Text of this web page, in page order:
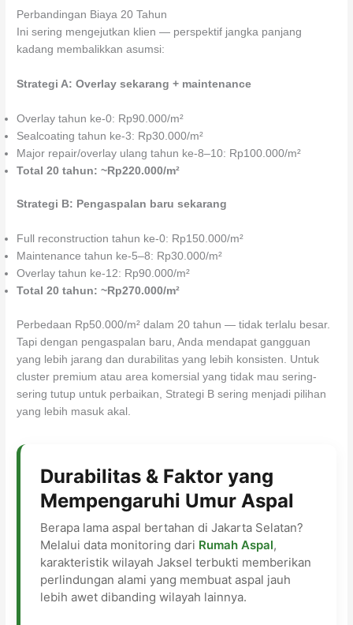
Perbandingan Biaya 20 Tahun
Ini sering mengejutkan klien — perspektif jangka panjang
kadang membalikkan asumsi:
Strategi A: Overlay sekarang + maintenance
Overlay tahun ke-0: Rp90.000/m²
Sealcoating tahun ke-3: Rp30.000/m²
Major repair/overlay ulang tahun ke-8–10: Rp100.000/m²
Total 20 tahun: ~Rp220.000/m²
Strategi B: Pengaspalan baru sekarang
Full reconstruction tahun ke-0: Rp150.000/m²
Maintenance tahun ke-5–8: Rp30.000/m²
Overlay tahun ke-12: Rp90.000/m²
Total 20 tahun: ~Rp270.000/m²
Perbedaan Rp50.000/m² dalam 20 tahun — tidak terlalu besar.
Tapi dengan pengaspalan baru, Anda mendapat gangguan
yang lebih jarang dan durabilitas yang lebih konsisten. Untuk
cluster premium atau area komersial yang tidak mau sering-
sering tutup untuk perbaikan, Strategi B sering menjadi pilihan
yang lebih masuk akal.
Durabilitas & Faktor yang
Mempengaruhi Umur Aspal
Berapa lama aspal bertahan di Jakarta Selatan?
Melalui data monitoring dari Rumah Aspal,
karakteristik wilayah Jaksel terbukti memberikan
perlindungan alami yang membuat aspal jauh
lebih awet dibanding wilayah lainnya.